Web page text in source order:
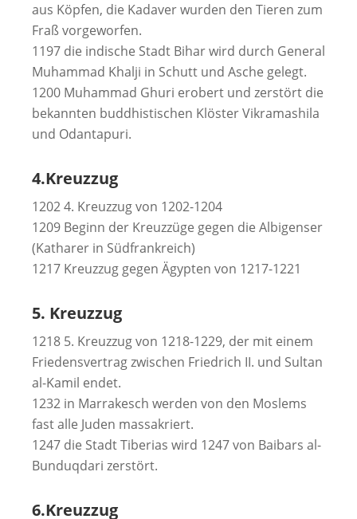
aus Köpfen, die Kadaver wurden den Tieren zum
Fraß vorgeworfen.
1197 die indische Stadt Bihar wird durch General
Muhammad Khalji in Schutt und Asche gelegt.
1200 Muhammad Ghuri erobert und zerstört die
bekannten buddhistischen Klöster Vikramashila
und Odantapuri.
4.Kreuzzug
1202 4. Kreuzzug von 1202-1204
1209 Beginn der Kreuzzüge gegen die Albigenser
(Katharer in Südfrankreich)
1217 Kreuzzug gegen Ägypten von 1217-1221
5. Kreuzzug
1218 5. Kreuzzug von 1218-1229, der mit einem
Friedensvertrag zwischen Friedrich II. und Sultan
al-Kamil endet.
1232 in Marrakesch werden von den Moslems
fast alle Juden massakriert.
1247 die Stadt Tiberias wird 1247 von Baibars al-
Bunduqdari zerstört.
6.Kreuzzug